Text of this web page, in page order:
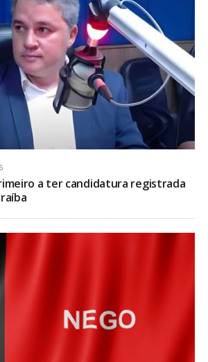
a ter candidatura registrada